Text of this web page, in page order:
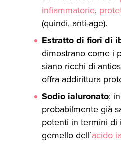
infiammatorie,
(quindi, anti-age).
Estratto di fiori di
dimostrano come i
siano ricchi di
offra addirittura
Sodio ialuronato:
probabilmente già
potenti in termini di
gemello dell’acido